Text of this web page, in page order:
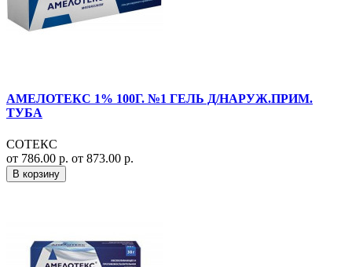
АМЕЛОТЕКС 1% 100Г. №1 ГЕЛЬ Д/НАРУЖ.ПРИМ.
ТУБА
СОТЕКС
от 786.00 р. от 873.00 р.
В корзину